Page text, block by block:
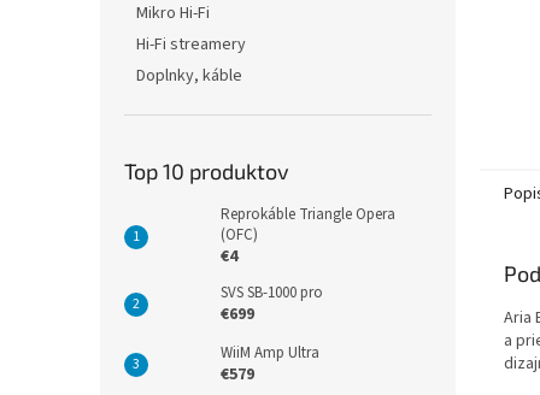
Mikro Hi-Fi
Hi-Fi streamery
Doplnky, káble
Top 10 produktov
Reprokáble Triangle Opera
(OFC)
€4
SVS SB-1000 pro
€699
WiiM Amp Ultra
€579
Aria
a